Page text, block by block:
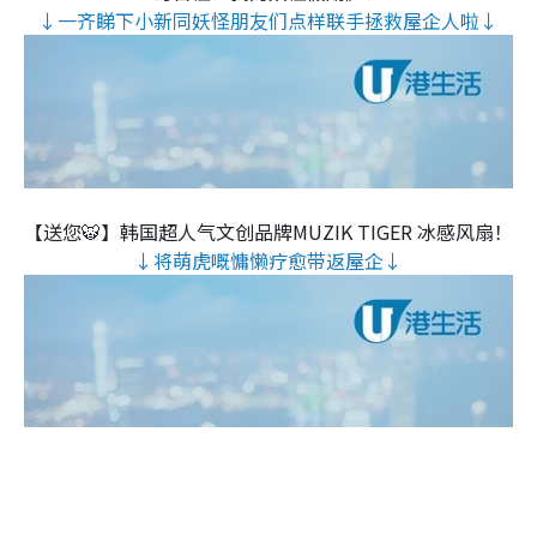
↓一齐睇下小新同妖怪朋友们点样联手拯救屋企人啦↓
【送您🐯】韩国超人气文创品牌MUZIK TIGER 冰感风扇！
↓将萌虎嘅慵懒疗愈带返屋企↓